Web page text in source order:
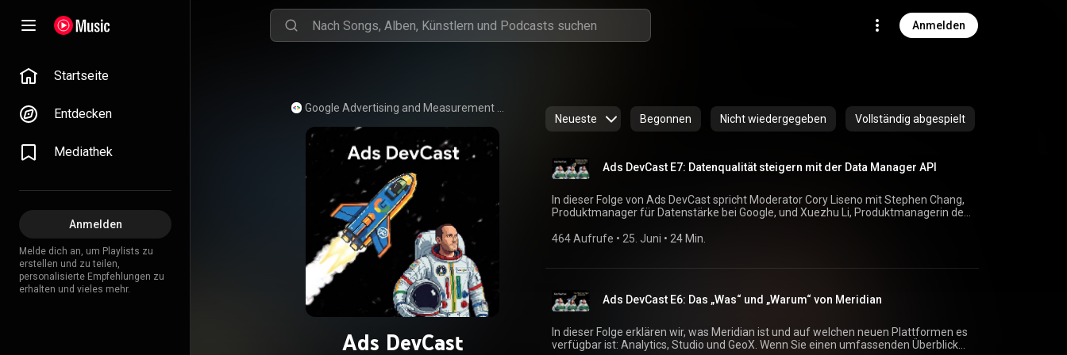
Anmelden
Startseite
Entdecken
Mediathek
Anmelden
Melde dich an, um Playlists zu
erstellen und zu teilen,
personalisierte Empfehlungen zu
erhalten und vieles mehr.
Ads DevCast
Neueste Begonnen Nicht wiedergegeben Vollständig abgespielt
Ads DevCast E7: Datenqualität steigern mit der Data Manager API
In dieser Folge von Ads DevCast spricht Moderator Cory Liseno mit Stephen Chang,
Produktmanager für Datenstärke bei Google, und Xuezhu Li, Produktmanagerin der
Manager dabei hilft, insbesondere bei der Messung von Daten. Wir beleuchten die
Datenstärke? 5:40 – Einheitliches Schema 9:15 – Kurzfristige Strategie 12:45 –
Einmal senden, überall verwenden 14:35 – Datenschutzfunktionen 15:58 – Warum
jetzt einführen? 18:25 – Best Practices für Datensicherheit Referenzen: —
Episodenumfrage: https://goo.gle/adc-survey-e7 IP-Leitfaden für Zielgruppen:
https://developers.google.com/data-manager/api/devguides/audiences/send-
464 Aufrufe • 25. Juni • 24 Min.
Ads DevCast E6: Das „Was“ und „Warum“ von Meridian
In dieser Folge erklären wir, was Meridian ist und auf welchen neuen Plattformen es
verfügbar ist: Analytics, Studio und GeoX. Wenn Sie einen umfassenden Überblick